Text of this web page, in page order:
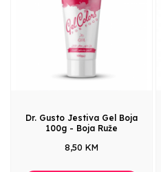
Dr. Gusto Jestiva Gel Boja
100g - Boja Ruže
8,50 KM